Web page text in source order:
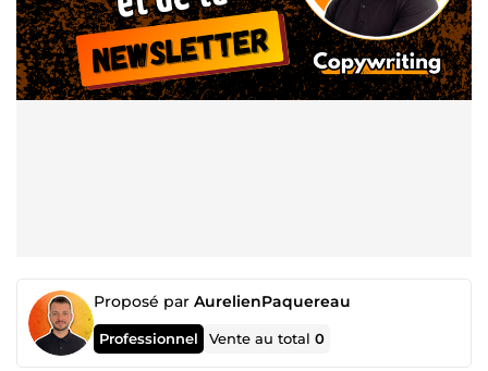
Proposé par AurelienPaquereau
Professionnel Vente au total0